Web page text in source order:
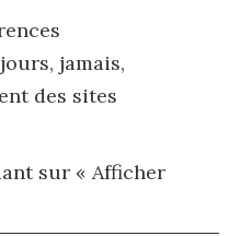
jamais,
des sites
sur « Afficher